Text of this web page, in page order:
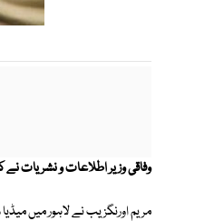
وفاقی وزیر اطلاعات و نشریات
مریم اورنگزیب نے لاہور میں